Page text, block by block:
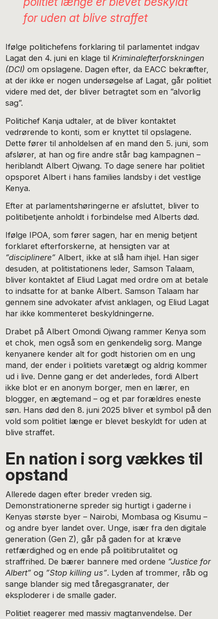
for uden at blive straffet
Ifølge politichefens forklaring til parlamentet indgav
Lagat den 4. juni en klage tilKriminalefterforskningen
(DCI) om opslagene. Dagen efter, da EACC bekræfter,
at der ikke er nogen undersøgelse af Lagat, går politiet
videre med det, der bliver betragtet som en ”alvorlig
sag”.
Politichef Kanja udtaler, at de bliver kontaktet
vedrørende to konti, som er knyttet til opslagene.
Dette fører til anholdelsen af en mand den 5. juni, som
afslører, at han og fire andre står bag kampagnen –
heriblandt Albert Ojwang. To dage senere har politiet
opsporet Albert i hans families landsby i det vestlige
Kenya.
Efter at parlamentshøringerne er afsluttet, bliver to
politibetjente anholdt i forbindelse med Alberts død.
Ifølge IPOA, som fører sagen, har en menig betjent
forklaret efterforskerne, at hensigten var at
”disciplinere” Albert, ikke at slå ham ihjel. Han siger
desuden, at politistationens leder, Samson Talaam,
bliver kontaktet af Eliud Lagat med ordre om at betale
to indsatte for at banke Albert. Samson Talaam har
gennem sine advokater afvist anklagen, og Eliud Lagat
har ikke kommenteret beskyldningerne.
Drabet på Albert Omondi Ojwang rammer Kenya som
et chok, men også som en genkendelig sorg. Mange
kenyanere kender alt for godt historien om en ung
mand, der ender i politiets varetægt og aldrig kommer
ud i live. Denne gang er det anderledes, fordi Albert
ikke blot er en anonym borger, men en lærer, en
blogger, en ægtemand – og et par forældres eneste
søn. Hans død den 8. juni 2025 bliver et symbol på den
vold som politiet længe er blevet beskyldt for uden at
blive straffet.
En nation i sorg vækkes til
opstand
Allerede dagen efter breder vreden sig.
Demonstrationerne spreder sig hurtigt i gaderne i
Kenyas største byer – Nairobi, Mombasa og Kisumu –
og andre byer landet over. Unge, især fra den digitale
generation (Gen Z), går på gaden for at kræve
retfærdighed og en ende på politibrutalitet og
straffrihed. De bærer bannere med ordene ”Justice for
Albert” og ”Stop killing us”. Lyden af trommer, råb og
sange blander sig med tåregasgranater, der
eksploderer i de smalle gader.
Politiet reagerer med massiv magtanvendelse. Der